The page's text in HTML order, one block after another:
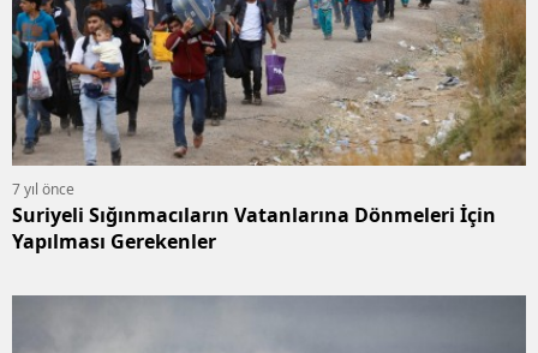
7 yıl önce
Suriyeli Sığınmacıların Vatanlarına Dönmeleri İçin
Yapılması Gerekenler